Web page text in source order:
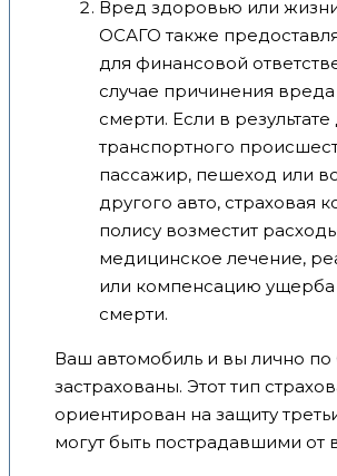
Вред здоровью или жизни
ОСАГО также
для финансовой
случае причинения
смерти. Если в
транспортного
пассажир, пешеход или
другого авто, страховая
полису возместит
медицинское лечение,
или компенсацию ущерба
смерти.
Ваш автомобиль и вы лично
застрахованы. Этот тип
ориентирован на защиту
могут быть пострадавшими от